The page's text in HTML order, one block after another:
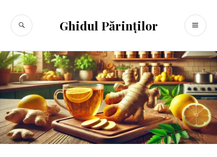
conținut
Ghidul Părinților
CĂUTARE